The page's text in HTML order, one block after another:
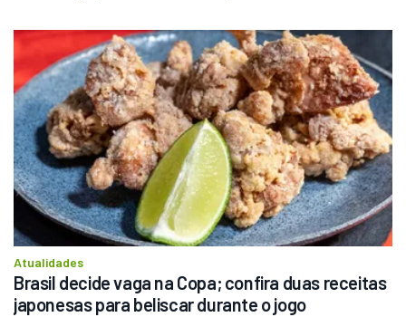
Atualidades
Brasil decide vaga na Copa; confira duas receitas
japonesas para beliscar durante o jogo